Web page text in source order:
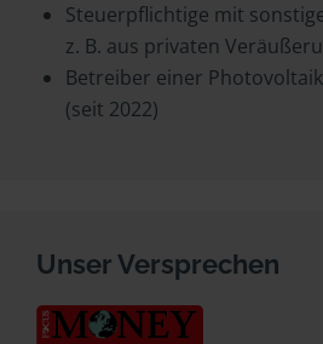
Steuerpflichtige mit
z. B. aus privaten
Betreiber einer
(seit 2022)
Unser Versprechen